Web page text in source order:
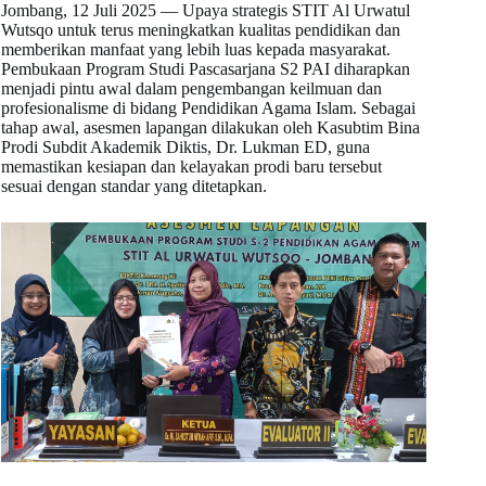
Jombang, 12 Juli 2025 — Upaya strategis STIT Al Urwatul
Wutsqo untuk terus meningkatkan kualitas pendidikan dan
memberikan manfaat yang lebih luas kepada masyarakat.
Pembukaan Program Studi Pascasarjana S2 PAI diharapkan
menjadi pintu awal dalam pengembangan keilmuan dan
profesionalisme di bidang Pendidikan Agama Islam. Sebagai
tahap awal, asesmen lapangan dilakukan oleh Kasubtim Bina
Prodi Subdit Akademik Diktis, Dr. Lukman ED, guna
memastikan kesiapan dan kelayakan prodi baru tersebut
sesuai dengan standar yang ditetapkan.